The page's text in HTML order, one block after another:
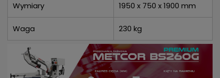
Wymiary 1950 x 750 x 1900 mm
Waga 230 kg